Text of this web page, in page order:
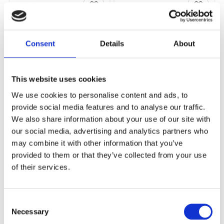
Consent Details About
This website uses cookies
We use cookies to personalise content and ads, to
provide social media features and to analyse our traffic.
We also share information about your use of our site with
our social media, advertising and analytics partners who
may combine it with other information that you’ve
provided to them or that they’ve collected from your use
of their services.
Selection
Necessary
Austin Barpall
Svart
35x65x35cm
1 741,00
KÖP
Austin Barpall Ek
35x65x35cm
1 741,00
Lägg
KÖP